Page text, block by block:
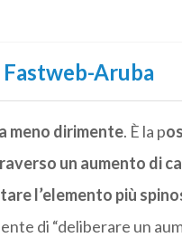
Aruba
meno dirimente. È la p
un aumento di
l’elemento più
di “deliberare un